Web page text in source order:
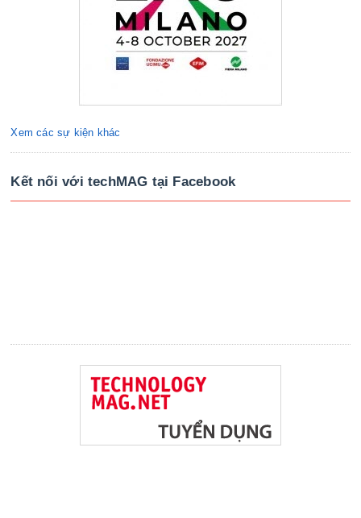
Xem các sự kiện khác
Kết nối với techMAG tại Facebook